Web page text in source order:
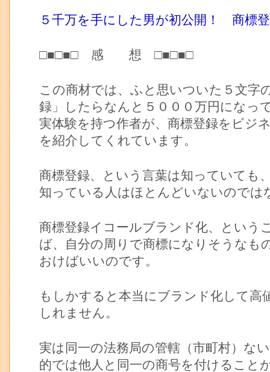
５千万を手にした男が初公開！ 商標
□■□■□ 感 想 □■□■□
この商材では、ふと思いついた５文字
録」したらなんと５０００万円になっ
実体験を持つ作者が、商標登録をビジ
を紹介してくれています。
商標登録、という言葉は知っていても
知っている人はほとんどいないのでは
商標登録イコールブランド化、という
ば、自分の周りで商標になりそうなも
おけばいいのです。
もしかすると本当にブランド化して高
しれません。
実は同一の法務局の管轄（市町村）な
的では他人と同一の商号を付けること